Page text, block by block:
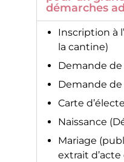
démarches
Inscription à
la cantine)
Demande
Demande
Carte
Naissance
Mariage
extrait